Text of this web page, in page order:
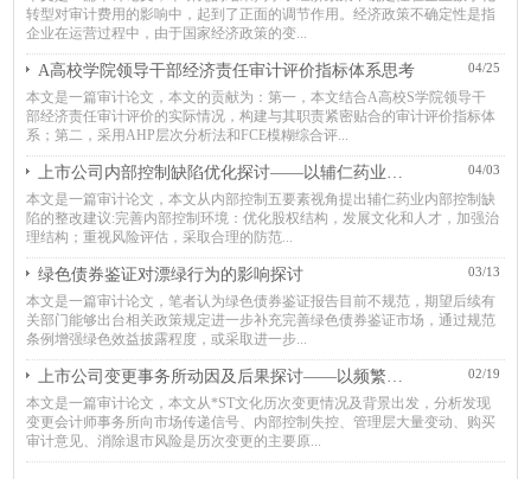
转型对审计费用的影响中，起到了正面的调节作用。经济政策不确定性是指
企业在运营过程中，由于国家经济政策的变...
A高校学院领导干部经济责任审计评价指标体系思考 04/25
本文是一篇审计论文，本文的贡献为：第一，本文结合A高校S学院领导干
部经济责任审计评价的实际情况，构建与其职责紧密贴合的审计评价指标体
系；第二，采用AHP层次分析法和FCE模糊综合评...
04/03
本文是一篇审计论文，本文从内部控制五要素视角提出辅仁药业内部控制缺
陷的整改建议:完善内部控制环境：优化股权结构，发展文化和人才，加强治
理结构；重视风险评估，采取合理的防范...
绿色债券鉴证对漂绿行为的影响探讨 03/13
本文是一篇审计论文，笔者认为绿色债券鉴证报告目前不规范，期望后续有
关部门能够出台相关政策规定进一步补充完善绿色债券鉴证市场，通过规范
条例增强绿色效益披露程度，或采取进一步...
02/19
本文是一篇审计论文，本文从*ST文化历次变更情况及背景出发，分析发现
变更会计师事务所向市场传递信号、内部控制失控、管理层大量变动、购买
审计意见、消除退市风险是历次变更的主要原...